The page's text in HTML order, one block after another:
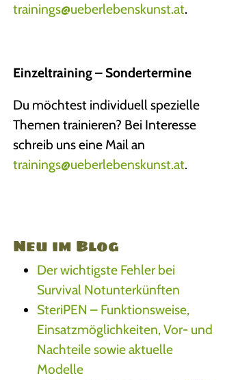
trainings@ueberlebenskunst.at.
Einzeltraining – Sondertermine
Du möchtest individuell spezielle
Themen trainieren? Bei Interesse
schreib uns eine Mail an
trainings@ueberlebenskunst.at.
Neu im Blog
Der wichtigste Fehler bei
Survival Notunterkünften
SteriPEN – Funktionsweise,
Einsatzmöglichkeiten, Vor- und
Nachteile sowie aktuelle
Modelle